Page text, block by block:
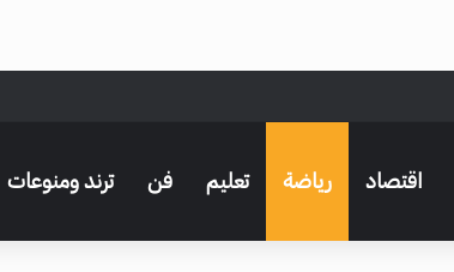
اقتصاد رياضة تعليم فن ترند ومنوعات